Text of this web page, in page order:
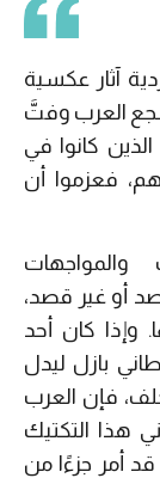
آثار عكسية
العرب وفتَّ
كانوا في
فعزموا أن
والمواجهات
أو غير قصد،
وإذا كان أحد
بازل ليدل
فإن العرب
هذا التكتيك
أمر جزءًا من